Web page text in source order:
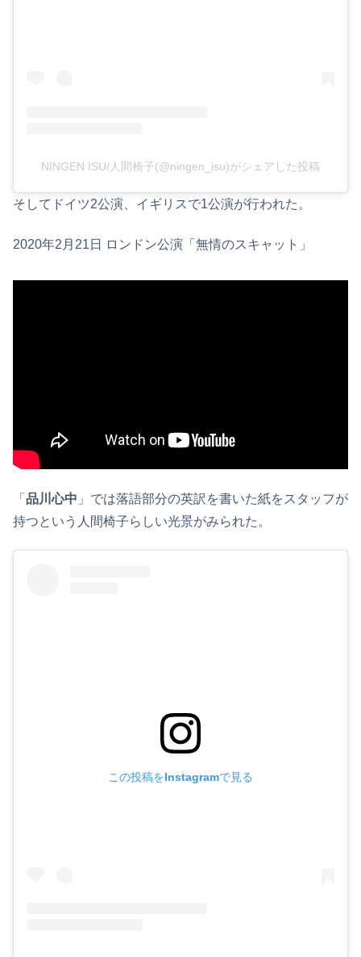
NINGEN ISU/人間椅子(@ningen_isu)がシェアした投稿
そしてドイツ2公演、イギリスで1公演が行われた。
2020年2月21日 ロンドン公演「無情のスキャット」
「 品川心中 」では落語部分の英訳を書いた紙をスタッフが
持つという人間椅子らしい光景がみられた。
この投稿をInstagramで見る